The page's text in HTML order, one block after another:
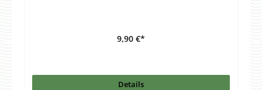
9,90 €*
Details